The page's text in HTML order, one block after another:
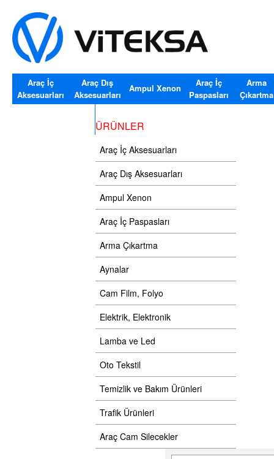
Araç İç
Aksesuarları
Araç Dış
Aksesuarları
Ampul Xenon
Araç İç
Paspasları
Arma
Çıkartma
ÜRÜNLER
Araç İç Aksesuarları
Araç Dış Aksesuarları
Ampul Xenon
Araç İç Paspasları
Arma Çıkartma
Aynalar
Cam Film, Folyo
Elektrik, Elektronik
Lamba ve Led
Oto Tekstil
Temizlik ve Bakım Ürünleri
Trafik Ürünleri
Araç Cam Silecekler